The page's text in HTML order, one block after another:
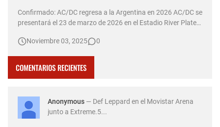
Confirmado: AC/DC regresa a la Argentina en 2026 AC/DC se
presentará el 23 de marzo de 2026 en el Estadio River Plate
Tour". Las entradas saldrán a la venta el 7 de noviembre a
Noviembre 03, 2025 0
COMENTARIOS RECIENTES
Anonymous — Def Leppard en el Movistar Arena
junto a Extreme.5...